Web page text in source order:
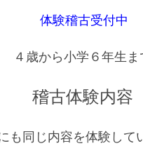
体験稽古受付中
４歳から小学６年生ま
稽古体験内容
も同じ内容を体験して